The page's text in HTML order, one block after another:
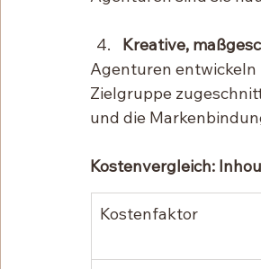
Kreative,
Agenturen entwickeln
Zielgruppe
und die
Kostenvergleich:
Kostenfaktor